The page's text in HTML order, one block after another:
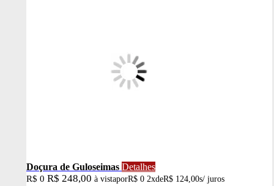
Doçura de Guloseimas Detalhes
R$ 0 R$ 248,00 à vistaporR$ 0 2xdeR$ 124,00s/ juros